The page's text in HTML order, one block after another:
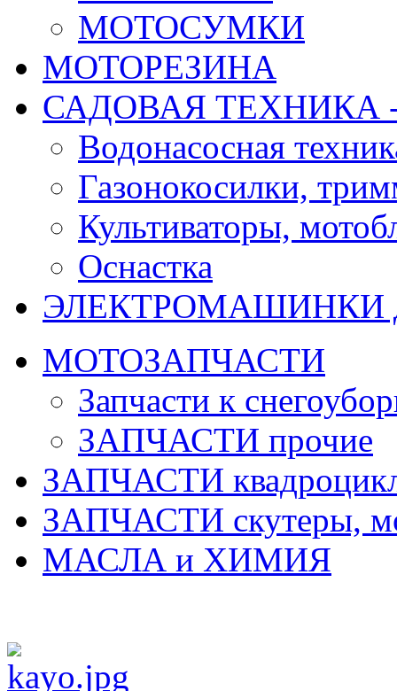
МОТОСУМКИ
МОТОРЕЗИНА
САДОВАЯ ТЕХНИКА
Водонасосная
Газонокосилки,
Культиваторы,
Оснастка
ЭЛЕКТРОМАШИНКИ
МОТОЗАПЧАСТИ
Запчасти к
ЗАПЧАСТИ прочие
ЗАПЧАСТИ
ЗАПЧАСТИ скутеры,
МАСЛА и ХИМИЯ